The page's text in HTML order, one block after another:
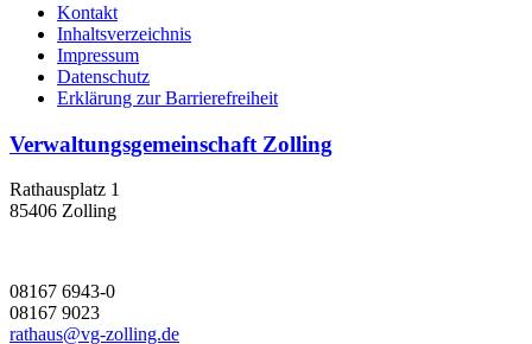
Kontakt
Inhaltsverzeichnis
Impressum
Datenschutz
Erklärung zur Barrierefreiheit
Verwaltungsgemeinschaft Zolling
Rathausplatz 1
85406 Zolling
08167 6943-0
08167 9023
rathaus@vg-zolling.de